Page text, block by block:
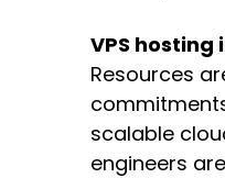
VPS hosting
Resources
scalable
engineers